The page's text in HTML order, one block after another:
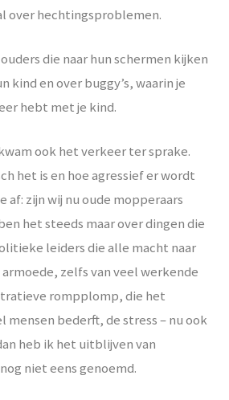
over hechtingsproblemen.
die naar hun schermen kijken
kind en over buggy’s, waarin je
hebt met je kind.
ook het verkeer ter sprake.
het is en hoe agressief er wordt
af: zijn wij nu oude mopperaars
het steeds maar over dingen die
leiders die alle macht naar
zelfs van veel werkende
rompplomp, die het
mensen bederft, de stress – nu ook
heb ik het uitblijven van
niet eens genoemd.